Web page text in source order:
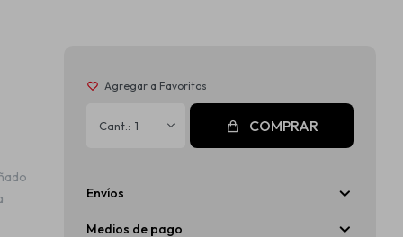
1 COMPRAR
Envíos
Medios de pago